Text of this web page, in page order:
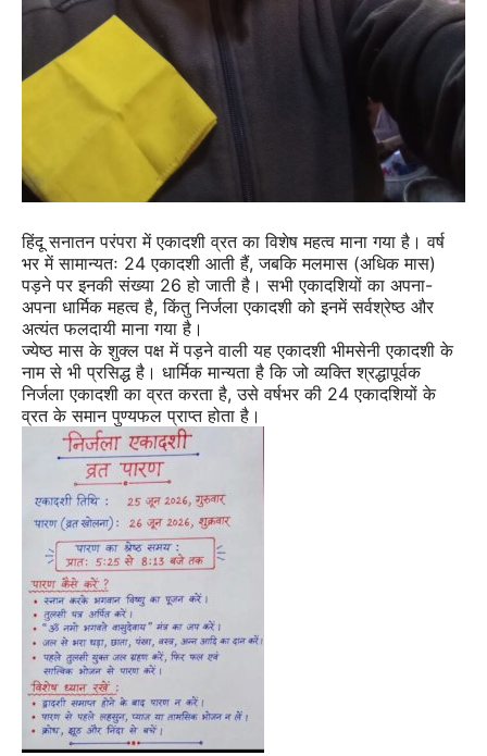
हिंदू सनातन परंपरा में एकादशी व्रत का विशेष महत्व माना गया है। वर्ष
भर में सामान्यतः 24 एकादशी आती हैं, जबकि मलमास (अधिक मास)
पड़ने पर इनकी संख्या 26 हो जाती है। सभी एकादशियों का अपना-
अपना धार्मिक महत्व है, किंतु निर्जला एकादशी को इनमें सर्वश्रेष्ठ और
अत्यंत फलदायी माना गया है।
ज्येष्ठ मास के शुक्ल पक्ष में पड़ने वाली यह एकादशी भीमसेनी एकादशी के
नाम से भी प्रसिद्ध है। धार्मिक मान्यता है कि जो व्यक्ति श्रद्धापूर्वक
निर्जला एकादशी का व्रत करता है, उसे वर्षभर की 24 एकादशियों के
व्रत के समान पुण्यफल प्राप्त होता है।